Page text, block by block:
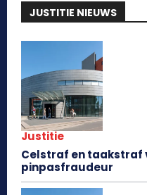
JUSTITIE NIEUWS
Justitie
Celstraf en taakstraf
pinpasfraudeur